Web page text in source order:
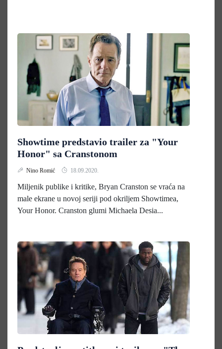
Showtime predstavio trailer za "Your
Honor" sa Cranstonom
Nino Romić 18.09.2020.
Miljenik publike i kritike, Bryan Cranston se vraća na
male ekrane u novoj seriji pod okriljem Showtimea,
Your Honor. Cranston glumi Michaela Desia...